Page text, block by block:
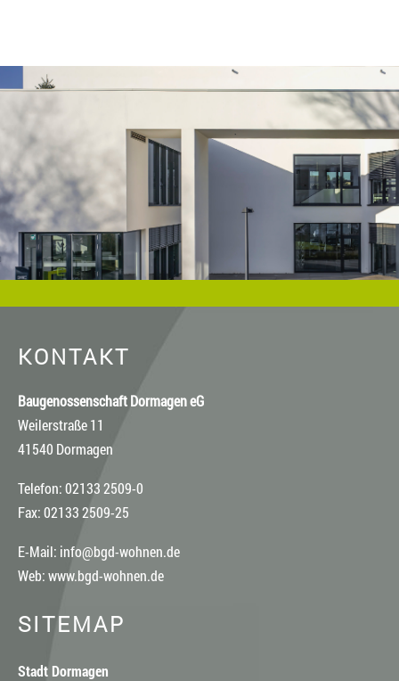
Dritte ist nicht gestattet. Die Urheberrechte liegen bei der
Baugenossenschaft Dormagen eG, es sei denn, ein anderer
Urheber ist angegeben, z.B. bei Bildern und Fotos von
Fotostock-Anbietern. In diesen Fällen wenden Sie sich bitte an
den jeweiligen Rechteinhaber, wenn Sie das Material
verwenden wollen.
KONTAKT
Baugenossenschaft Dormagen eG
Weilerstraße 11
41540 Dormagen
Telefon: 02133 2509-0
Fax: 02133 2509-25
E-Mail: info@bgd-wohnen.de
Web:www.bgd-wohnen.de
SITEMAP
Stadt Dormagen